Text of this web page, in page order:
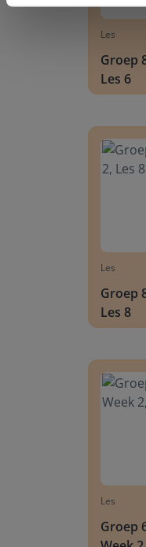
Les
Groep
Les 6
Les
Groep
Les 8
Les
Groep